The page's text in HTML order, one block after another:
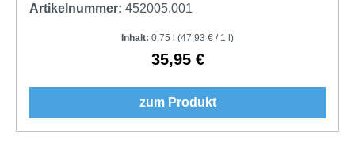
Artikelnummer: 452005.001
Inhalt: 0.75 l (47,93 € / 1 l)
Regulärer Preis:
35,95 €
zum Produkt